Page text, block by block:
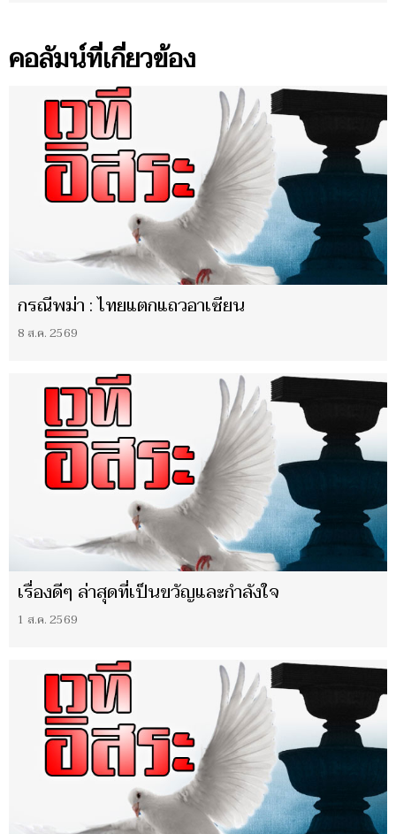
คอลัมน์ที่เกี่ยวข้อง
กรณีพม่า : ไทยแตกแถวอาเซียน
8 ส.ค. 2569
เรื่องดีๆ ล่าสุดที่เป็นขวัญและกำลังใจ
1 ส.ค. 2569